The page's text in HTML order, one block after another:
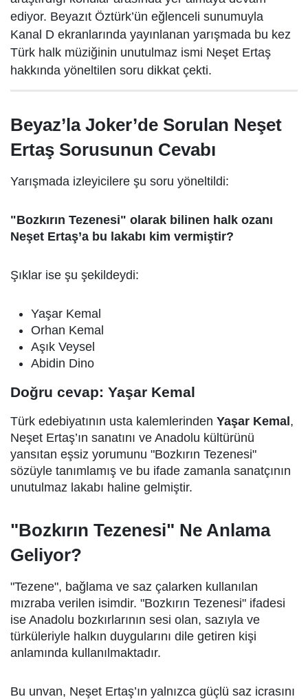
ediyor. Beyazıt Öztürk’ün eğlenceli sunumuyla
Kanal D ekranlarında yayınlanan yarışmada bu kez
Türk halk müziğinin unutulmaz ismi Neşet Ertaş
hakkında yöneltilen soru dikkat çekti.
Beyaz’la Joker’de Sorulan Neşet
Ertaş Sorusunun Cevabı
Yarışmada izleyicilere şu soru yöneltildi:
"Bozkırın Tezenesi" olarak bilinen halk ozanı
Neşet Ertaş’a bu lakabı kim vermiştir?
Şıklar ise şu şekildeydi:
Yaşar Kemal
Orhan Kemal
Aşık Veysel
Abidin Dino
Doğru cevap: Yaşar Kemal
Türk edebiyatının usta kalemlerinden Yaşar Kemal ,
Neşet Ertaş’ın sanatını ve Anadolu kültürünü
yansıtan eşsiz yorumunu "Bozkırın Tezenesi"
sözüyle tanımlamış ve bu ifade zamanla sanatçının
unutulmaz lakabı haline gelmiştir.
"Bozkırın Tezenesi" Ne Anlama
Geliyor?
"Tezene", bağlama ve saz çalarken kullanılan
mızraba verilen isimdir. "Bozkırın Tezenesi" ifadesi
ise Anadolu bozkırlarının sesi olan, sazıyla ve
türküleriyle halkın duygularını dile getiren kişi
anlamında kullanılmaktadır.
Bu unvan, Neşet Ertaş’ın yalnızca güçlü saz icrasını